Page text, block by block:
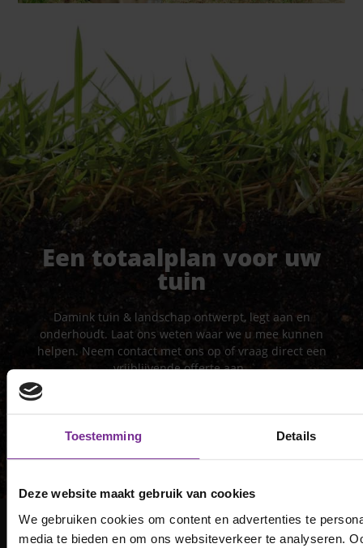
Toestemming Details
Deze website maakt gebruik van cookies
We gebruiken cookies om content en advertenties te
media te bieden en om ons websiteverkeer te analyseren.
Een totaalplan voor uw
tuin
Damink tuin & landschap ontwerpt, legt aan en
onderhoudt. Laat ons weten waar we u mee kunnen
helpen. Neem contact met ons op of vraag direct een
vrijblijvende offerte aan.
CONTACT OFFERTE